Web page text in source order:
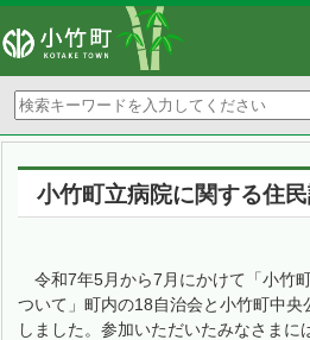
小竹町立病院に関する住
令和7年5月から7月にかけて「小竹
ついて」町内の18自治会と小竹町中央
しました。参加いただいたみなさまに